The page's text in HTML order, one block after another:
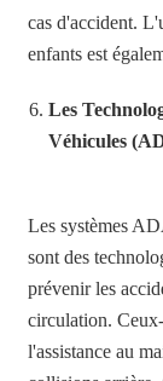
cas d'accident.
enfants est
Les
Véhicules
Les systèmes
sont des
prévenir les
circulation.
l'assistance au